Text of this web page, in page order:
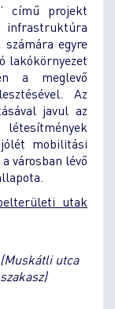
című projekt
egyre
lakókörnyezet
a meglevő
Az
javul az
mobilitási
városban lévő
utak
utca